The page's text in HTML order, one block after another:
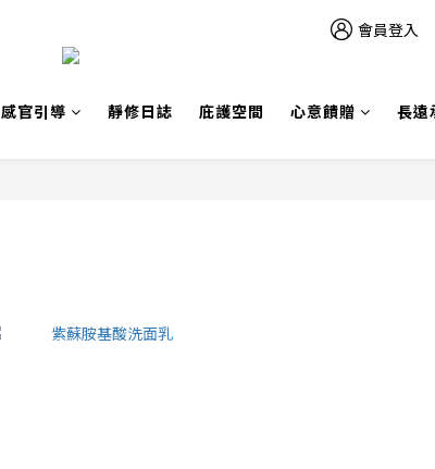
會員登入
感官引導 靜修日誌 庇護空間 心意饋贈 長遠